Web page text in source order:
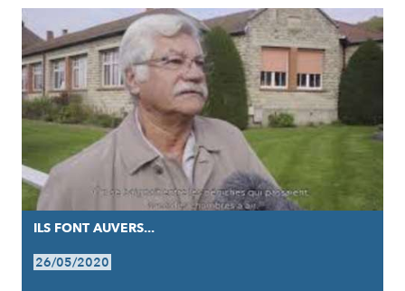
ILS FONT AUVERS...
26/05/2020